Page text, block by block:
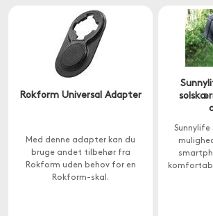
Rokform Universal Adapter
Med denne adapter kan du
bruge andet tilbehør fra
Rokform uden behov for en
Rokform-skal.
Sunnylife